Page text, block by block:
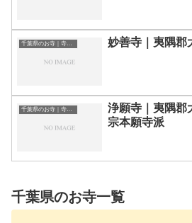
千葉県のお寺｜寺院一覧 妙善寺｜夷隅郡
千葉県のお寺｜寺院一覧
浄願寺｜夷隅郡
宗本願寺派
千葉県のお寺一覧